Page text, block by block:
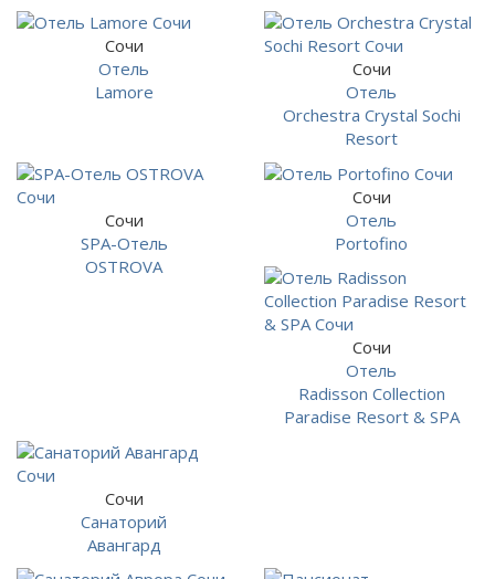
Сочи
Отель
Lamore
Сочи
Отель
Orchestra Crystal Sochi
Resort
Сочи
SPA-Отель
OSTROVA
Сочи
Отель
Portofino
Сочи
Отель
Radisson Collection
Paradise Resort & SPA
Сочи
Санаторий
Авангард